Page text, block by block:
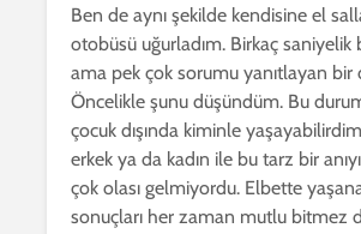
Ben de aynı şekilde kendisine el
otobüsü uğurladım. Birkaç saniyelik
ama pek çok sorumu yanıtlayan bir
Öncelikle şunu düşündüm. Bu
çocuk dışında kiminle
erkek ya da kadın ile bu tarz bir
çok olası gelmiyordu. Elbette
sonuçları her zaman mutlu bitmez